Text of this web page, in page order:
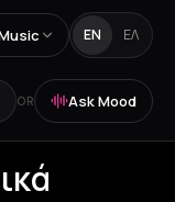
EN ΕΛ
OR Ask Mood